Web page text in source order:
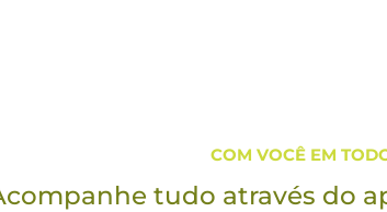
COM VOCÊ EM
tudo através do